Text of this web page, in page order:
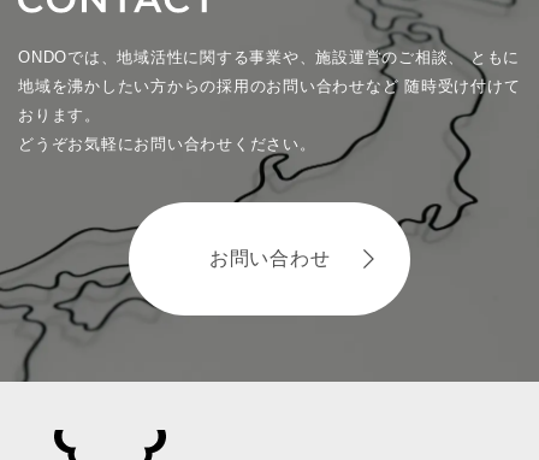
ONDOでは、地域活性に関する事業や、施設運営のご相談、ともに
地域を沸かしたい方からの採用のお問い合わせなど 随時受け付けて
おります。
どうぞお気軽にお問い合わせください。
お問い合わせ